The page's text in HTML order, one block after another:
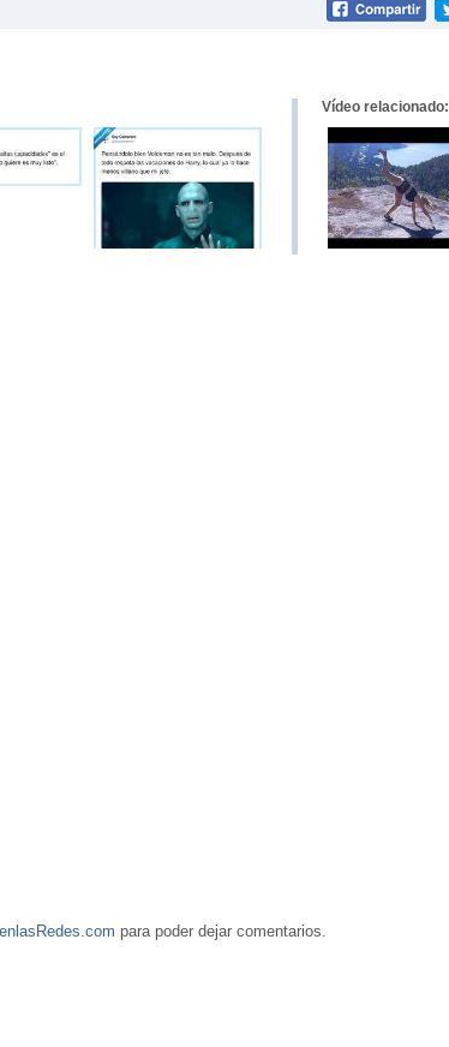
Vídeo relacionado:
para poder dejar comentarios.